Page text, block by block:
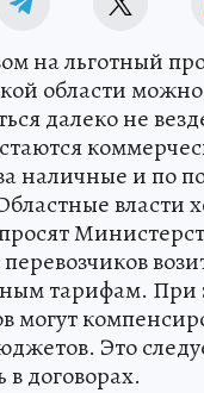
на льготный
области можно
далеко не
наличные и по
власти
перевозчиков
тарифам. При
могут
Это
договорах.